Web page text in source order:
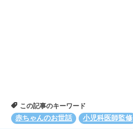
この記事のキーワード
赤ちゃんのお世話
小児科医師監修